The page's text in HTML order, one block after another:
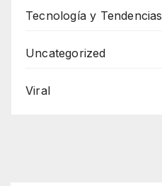
Tecnología y Tendencias
Uncategorized
Viral